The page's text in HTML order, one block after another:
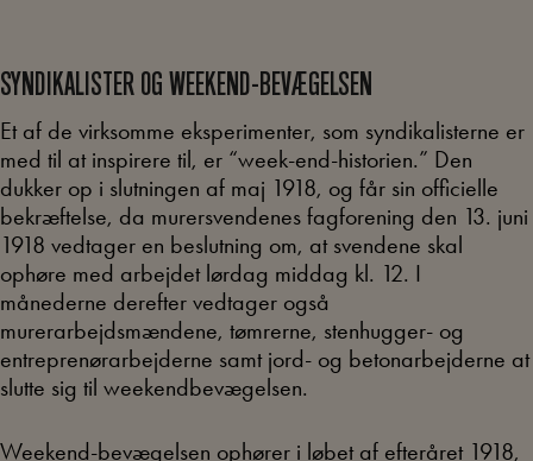
SYNDIKALISTER OG WEEKEND-BEVÆGELSEN
Et af de virksomme eksperimenter, som syndikalisterne er
med til at inspirere til, er “week-end-historien.” Den
dukker op i slutningen af maj 1918, og får sin officielle
bekræftelse, da murersvendenes fagforening den 13. juni
1918 vedtager en beslutning om, at svendene skal
ophøre med arbejdet lørdag middag kl. 12. I
månederne derefter vedtager også
murerarbejdsmændene, tømrerne, stenhugger- og
entreprenørarbejderne samt jord- og betonarbejderne at
slutte sig til weekendbevægelsen.
Weekend-bevægelsen ophører i løbet af efteråret 1918,